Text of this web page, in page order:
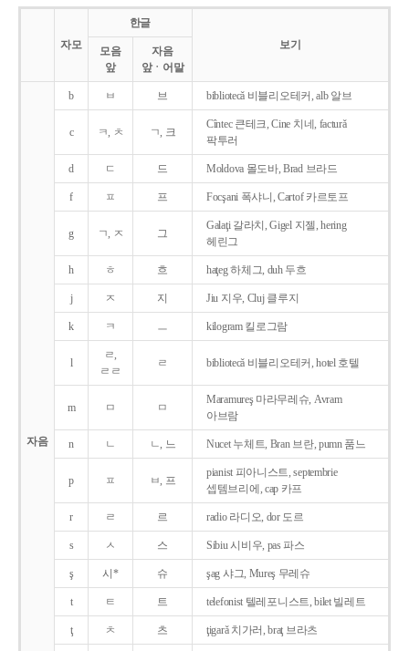
자모
한글
보기
모음
앞
자음
앞ㆍ어말
자음
b ㅂ 브 bibliotecǎ 비블리오테커, alb 알브
c ㅋ, ㅊ ㄱ, 크
Cîntec 큰테크, Cine 치네, facturǎ
팍투러
d ㄷ 드 Moldova 몰도바, Brad 브라드
f ㅍ 프 Focşani 폭샤니, Cartof 카르토프
g ㄱ, ㅈ 그
Galaţi 갈라치, Gigel 지젤, hering
헤린그
h ㅎ 흐 haţeg 하체그, duh 두흐
j ㅈ 지 Jiu 지우, Cluj 클루지
k ㅋ ㅡ kilogram 킬로그람
l
ㄹ,
ㄹㄹ
ㄹ bibliotecǎ 비블리오테커, hotel 호텔
m ㅁ ㅁ
Maramureş 마라무레슈, Avram
아브람
n ㄴ ㄴ, 느 Nucet 누체트, Bran 브란, pumn 품느
p ㅍ ㅂ, 프
pianist 피아니스트, septembrie
셉템브리에, cap 카프
r ㄹ 르 radio 라디오, dor 도르
s ㅅ 스 Sibiu 시비우, pas 파스
ş 시* 슈 şag 샤그, Mureş 무레슈
t ㅌ 트 telefonist 텔레포니스트, bilet 빌레트
ţ ㅊ 츠 ţigarǎ 치가러, braţ 브라츠